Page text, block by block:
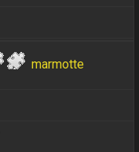
marmotte